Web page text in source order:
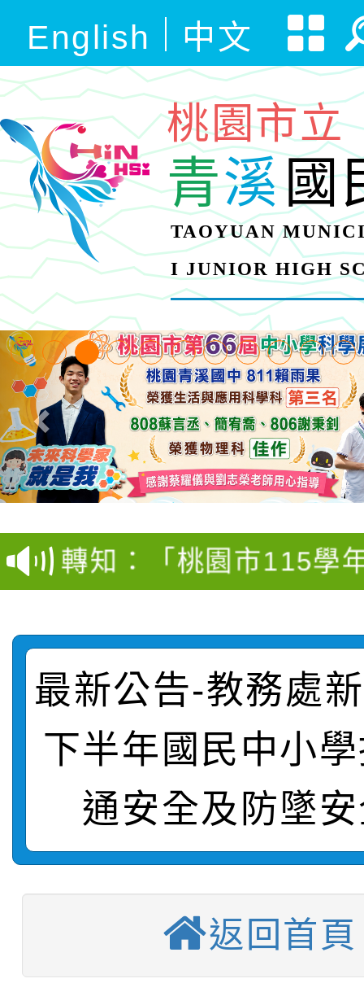
English 中文
桃園市立
青溪國
TAOYUAN
I JUNIOR HIGH
【甄選結果(第4招)】
學年度第1學期第9次代
結果(第4招)
【甄選結果(第12招)】
學年度第1學期第7次代
結果(第12招)
轉知：桃園市115學年
賽及師生本土語及新住
賽實施要點
轉知：「桃園市115學
比賽實施要點」
轉知：「115年金融知
動辦法」
轉知臺中市政府政風處
城市手牽手，綠能透明
畫影片一案
轉知：「115學年度全
劇比賽實施要點」及修
轉知：桃園市115年度
敬師藝文競賽』實施計
【甄選結果(第11招)】
學年度第1學期第7次
結果(第11招)
【甄選結果(第3招)】
學年度第1學期第9次代
結果(第3招)
【甄選結果(第4招)】
學年度第1學期第9次
結果(第4招)
【甄選結果(第12招)】
學年度第1學期第7次
轉知：桃園市115學年
最新公告-教務處
下半年國民中小
通安全及防墜
返回首頁